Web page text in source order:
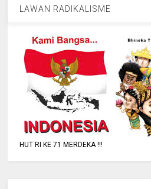
LAWAN RADIKALISME
HUT RI KE 71 MERDEKA !!!